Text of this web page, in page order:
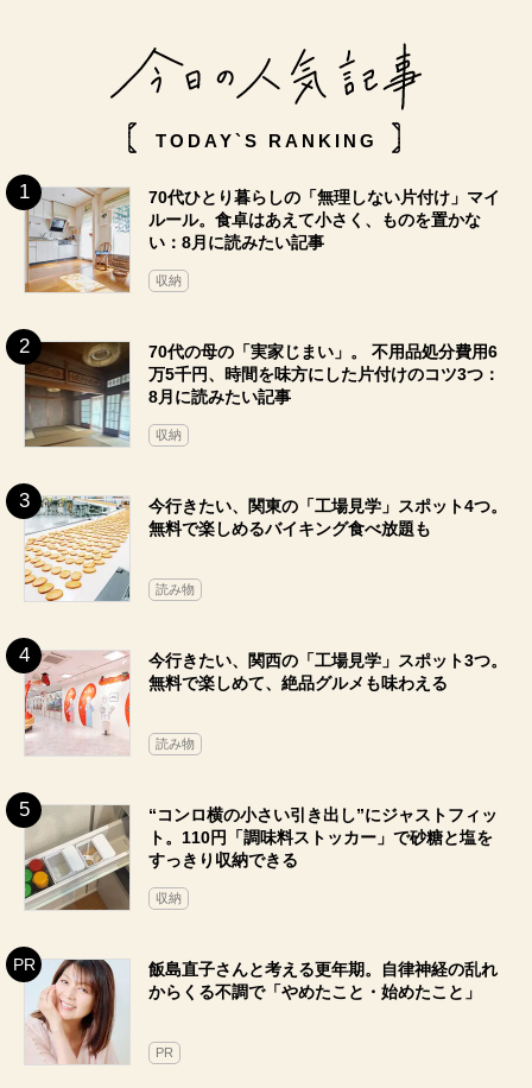
TODAY`S RANKING
70代ひとり暮らしの「無理しない片付け」マイ
ルール。食卓はあえて小さく、ものを置かな
い：8月に読みたい記事
収納
70代の母の「実家じまい」。 不用品処分費用6
万5千円、時間を味方にした片付けのコツ3つ：
8月に読みたい記事
収納
今行きたい、関東の「工場見学」スポット4つ。
無料で楽しめるバイキング食べ放題も
読み物
今行きたい、関西の「工場見学」スポット3つ。
無料で楽しめて、絶品グルメも味わえる
読み物
“コンロ横の小さい引き出し”にジャストフィッ
ト。110円「調味料ストッカー」で砂糖と塩を
すっきり収納できる
収納
飯島直子さんと考える更年期。自律神経の乱れ
からくる不調で「やめたこと・始めたこと」
PR